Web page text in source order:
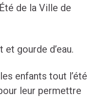
de la Ville de
gourde d’eau.
enfants tout l’été
leur permettre